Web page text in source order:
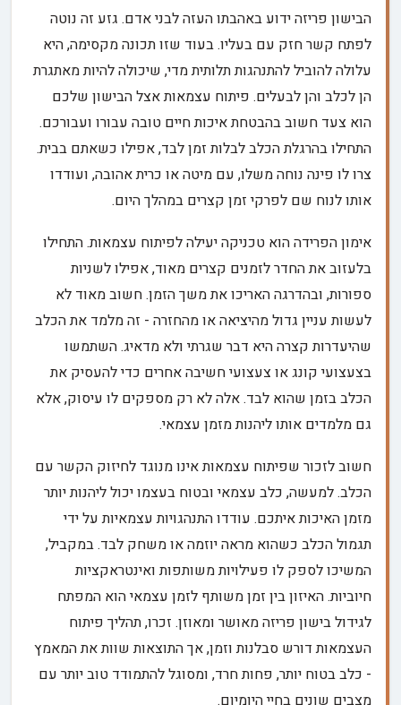
הבישון פריזה ידוע באהבתו העזה לבני אדם. גזע זה נוטה
לפתח קשר חזק עם בעליו. בעוד שזו תכונה מקסימה, היא
עלולה להוביל להתנהגות תלותית מדי, שיכולה להיות מאתגרת
הן לכלב והן לבעלים. פיתוח עצמאות אצל הבישון שלכם
הוא צעד חשוב בהבטחת איכות חיים טובה עבורו ועבורכם.
התחילו בהרגלת הכלב לבלות זמן לבד, אפילו כשאתם בבית.
צרו לו פינה נוחה משלו, עם מיטה או כרית אהובה, ועודדו
אותו לנוח שם לפרקי זמן קצרים במהלך היום.
אימון הפרידה הוא טכניקה יעילה לפיתוח עצמאות. התחילו
בלעזוב את החדר לזמנים קצרים מאוד, אפילו לשניות
ספורות, ובהדרגה האריכו את משך הזמן. חשוב מאוד לא
לעשות עניין גדול מהיציאה או מהחזרה - זה מלמד את הכלב
שהיעדרות קצרה היא דבר שגרתי ולא מדאיג. השתמשו
בצעצועי קונג או צעצועי חשיבה אחרים כדי להעסיק את
הכלב בזמן שהוא לבד. אלה לא רק מספקים לו עיסוק, אלא
גם מלמדים אותו ליהנות מזמן עצמאי.
חשוב לזכור שפיתוח עצמאות אינו מנוגד לחיזוק הקשר עם
הכלב. למעשה, כלב עצמאי ובטוח בעצמו יכול ליהנות יותר
מזמן האיכות איתכם. עודדו התנהגויות עצמאיות על ידי
תגמול הכלב כשהוא מראה יוזמה או משחק לבד. במקביל,
המשיכו לספק לו פעילויות משותפות ואינטראקציות
חיוביות. האיזון בין זמן משותף לזמן עצמאי הוא המפתח
לגידול בישון פריזה מאושר ומאוזן. זכרו, תהליך פיתוח
העצמאות דורש סבלנות וזמן, אך התוצאות שוות את המאמץ
- כלב בטוח יותר, פחות חרד, ומסוגל להתמודד טוב יותר עם